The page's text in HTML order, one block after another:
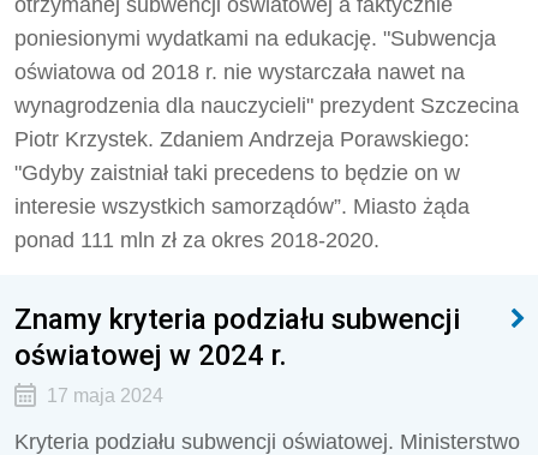
otrzymanej subwencji oświatowej a faktycznie
poniesionymi wydatkami na edukację. "Subwencja
oświatowa od 2018 r. nie wystarczała nawet na
wynagrodzenia dla nauczycieli" prezydent Szczecina
Piotr Krzystek. Zdaniem Andrzeja Porawskiego:
"Gdyby zaistniał taki precedens to będzie on w
interesie wszystkich samorządów”. Miasto żąda
ponad 111 mln zł za okres 2018-2020.
Znamy kryteria podziału subwencji
oświatowej w 2024 r.
17 maja 2024
Kryteria podziału subwencji oświatowej. Ministerstwo